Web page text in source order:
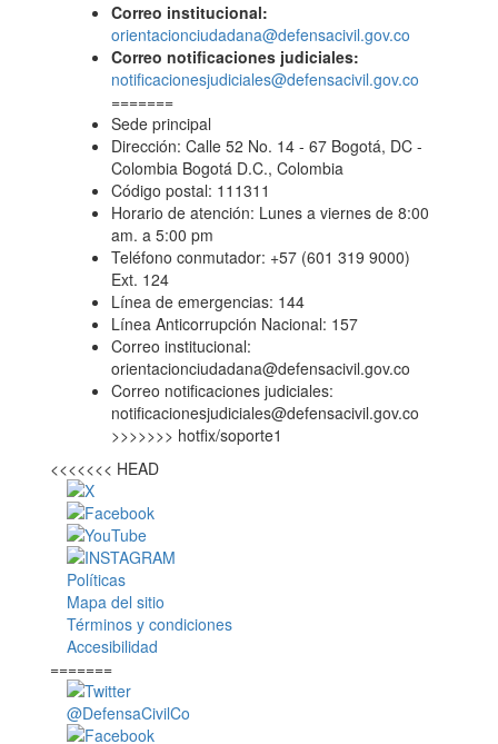
Correo institucional:
orientacionciudadana@defensacivil.gov.co
Correo notificaciones judiciales:
notificacionesjudiciales@defensacivil.gov.co
=======
Sede principal
Dirección: Calle 52 No. 14 - 67 Bogotá, DC -
Colombia Bogotá D.C., Colombia
Código postal: 111311
Horario de atención: Lunes a viernes de 8:00
am. a 5:00 pm
Teléfono conmutador: +57 (601 319 9000)
Ext. 124
Línea de emergencias: 144
Línea Anticorrupción Nacional: 157
Correo institucional:
orientacionciudadana@defensacivil.gov.co
Correo notificaciones judiciales:
notificacionesjudiciales@defensacivil.gov.co
>>>>>>> hotfix/soporte1
<<<<<<< HEAD
Políticas
Mapa del sitio
Términos y condiciones
Accesibilidad
=======
@DefensaCivilCo